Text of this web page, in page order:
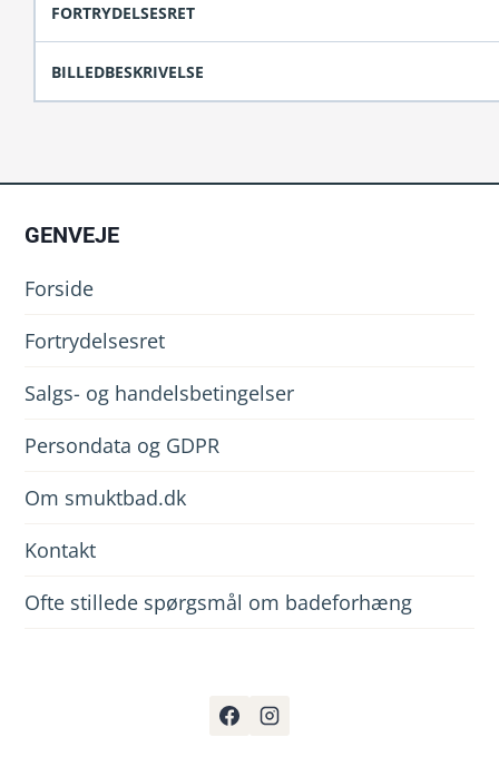
FORTRYDELSESRET
BILLEDBESKRIVELSE
GENVEJE
Forside
Fortrydelsesret
Salgs- og handelsbetingelser
Persondata og GDPR
Om smuktbad.dk
Kontakt
Ofte stillede spørgsmål om badeforhæng